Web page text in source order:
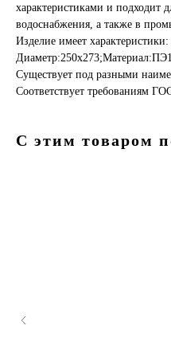
характеристиками и подходит
водоснабжения, а также в
Изделие имеет характеристики:
Существует под разными
Соответствует требованиям
С этим товаром